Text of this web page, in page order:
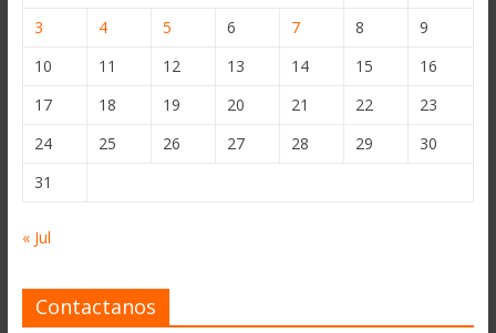
3
4 5 6 7 8
9
10
11 12 13 14 15
16
17
18 19 20 21 22
23
24
25 26 27 28 29
30
31
« Jul
Contactanos